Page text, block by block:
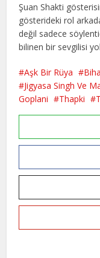
Şuan Shakti
gösterideki rol
değil sadece
bilinen bir sevgilisi
Aşk Bir Rüya
Jigyasa Singh Ve
Goplani
Thapki